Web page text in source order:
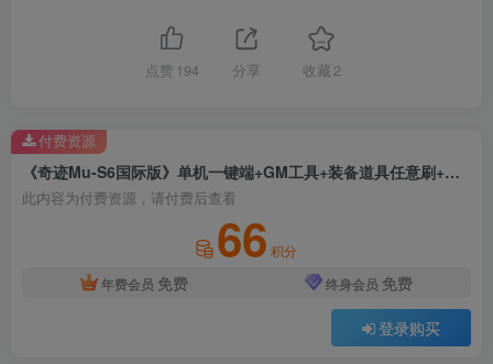
点赞 194 分享 收藏 2
《奇迹Mu-S6国际版》单机一键端+GM工具+装备道具任意刷+完美版+详细教程
此内容为付费资源，请付费后查看
66 积分
年费会员 免费 终身会员 免费
登录购买
付费资源